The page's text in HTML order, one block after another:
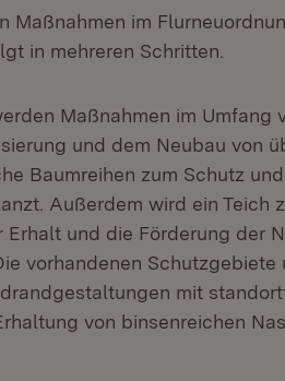
Maßnahmen im
in mehreren Schritten.
Maßnahmen im Umfang
und dem Neubau von
Baumreihen zum Schutz
Außerdem wird ein Teich
und die Förderung der
vorhandenen
mit
von binsenreichen